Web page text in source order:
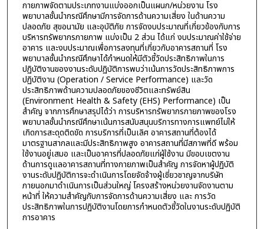
กายภาพจัดตามประเภทงานแบ่งออกเป็นแผนก/หน่วยงาน โรง
พยาบาลชั้นนำกรณีศึกษามีการจัดการด้านความเสี่ยง ในด้านความ
ปลอดภัย สุขอนามัย และอุบัติภัย การจัดงบประมาณที่เกี่ยวข้องกับการ
บริหารทรัพยากรภายภาพ แบ่งเป็น 2 ส่วน ได้แก่ งบประมาณค่าใช้จ่าย
อาคาร และงบประมาณเพื่อการลงทุนที่เกี่ยวกับอาคารสถานที่ โรง
พยาบาลชั้นนำกรณีศึกษาได้กำหนดให้มีตัวชี้วัดประสิทธิภาพในการ
ปฏิบัติงานของงานระดับปฏิบัติการพบว่าเน้นการวัดประสิทธิภาพการ
ปฏิบัติงาน (Operation / Service Performance) และวัด
ประสิทธิภาพด้านความปลอดภัยของชีวิตและทรัพย์สิน
(Environment Health & Safety (EHS) Performance) เป็น
สำคัญ จากการศึกษาสรุปได้ว่า การบริหารทรัพยากรกายภาพของโรง
พยาบาลชั้นนำกรณีศึกษาเน้นการสนับสนุนบริการทางการแพทย์ไม่ให้
เกิดการสะดุดติดขัด การบริการที่เป็นเลิศ อาคารสถานที่ต้องได้
มาตรฐานสากลและมีประสิทธิภาพสูง อาคารสถานที่มีสภาพที่ดี พร้อม
ใช้งานอยู่เสมอ และเป็นอาคารที่ปลอดภัยแก่ผู้ใช้งาน มีขอบเขตงาน
ด้านการดูแลอาคารสถานที่ทางกายภาพเป็นสำคัญ การจัดหาผู้ปฏิบัติ
งานระดับปฏิบัติการจะดำเนินการโดยจัดจ้างผู้เชี่ยวชาญจากบริษัท
ภายนอกมาดำเนินการเป็นส่วนใหญ่ โครงสร้างหน่วยงานจัดงานตาม
หน้าที่ ให้ความสำคัญกับการจัดการด้านความเสี่ยง และ การวัด
ประสิทธิภาพในการปฏิบัติงานโดยการกำหนดตัวชี้วัดในงานระดับปฏิบัติ
การอาคาร